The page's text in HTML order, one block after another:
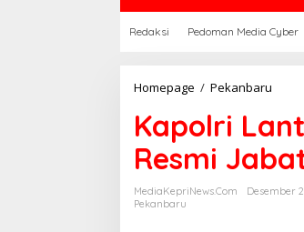
Redaksi Pedoman Media Cyber
Homepage / Pekanbaru
p
o
l
r
i
Kapolri
Resmi
MediaKepriNews.com
Desember
Pekanbaru